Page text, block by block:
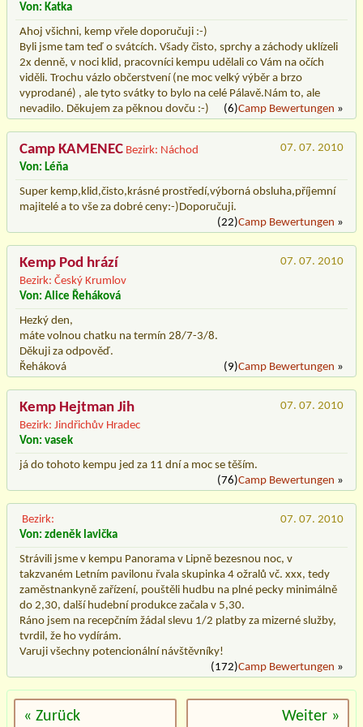
Von: Katka
Ahoj všichni, kemp vřele doporučuji :-)
Byli jsme tam teď o svátcích. Všady čisto, sprchy a záchody uklízeli
2x denně, v noci klid, pracovníci kempu udělali co Vám na očích
viděli. Trochu vázlo občerstvení (ne moc velký výběr a brzo
vyprodané) , ale tyto svátky to bylo na celé Pálavě.Nám to, ale
nevadilo. Děkujem za pěknou dovču :-)
(6)Camp Bewertungen »
Camp KAMENEC Bezirk: Náchod
07. 07. 2010
Von: Léňa
Super kemp,klid,čisto,krásné prostředí,výborná obsluha,příjemní
majitelé a to vše za dobré ceny:-)Doporučuji.
(22)Camp Bewertungen »
Kemp Pod hrází
Bezirk: Český Krumlov
07. 07. 2010
Von: Alice Řeháková
Hezký den,
máte volnou chatku na termín 28/7-3/8.
Děkuji za odpověď.
Řeháková
(9)Camp Bewertungen »
Kemp Hejtman Jih
Bezirk: Jindřichův Hradec
07. 07. 2010
Von: vasek
já do tohoto kempu jed za 11 dní a moc se těším.
(76)Camp Bewertungen »
Bezirk:
07. 07. 2010
Von: zdeněk lavička
Strávili jsme v kempu Panorama v Lipně bezesnou noc, v
takzvaném Letním pavilonu řvala skupinka 4 ožralů vč. xxx, tedy
zaměstnankyně zařízení, pouštěli hudbu na plné pecky minimálně
do 2,30, další hudební produkce začala v 5,30.
Ráno jsem na recepčním žádal slevu 1/2 platby za mizerné služby,
tvrdil, že ho vydírám.
Varuji všechny potencionální návštěvníky!
(172)Camp Bewertungen »
« Zurück Weiter »